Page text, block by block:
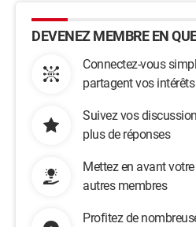
DEVENEZ MEMBRE EN
Connectez-vous
partagent vos intérêts
Suivez vos
plus de réponses
Mettez en avant
autres membres
Profitez de